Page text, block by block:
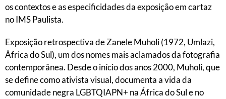
os contextos e as especificidades da exposição em cartaz
no IMS Paulista.
Exposição retrospectiva de Zanele Muholi (1972, Umlazi,
África do Sul), um dos nomes mais aclamados da fotografia
contemporânea. Desde o início dos anos 2000, Muholi, que
se define como ativista visual, documenta a vida da
comunidade negra LGBTQIAPN+ na África do Sul e no